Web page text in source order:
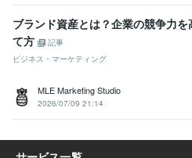
ブランド資産とは？企業の競争力
て方
記事
ビジネス・マーケティング
MLE Marketing Studio
2026/07/09 21:14